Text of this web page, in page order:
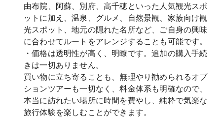
由布院、阿蘇、別府、高千穂といった人気観光スポ
ットに加え、温泉、グルメ、自然景観、家族向け観
光スポット、地元の隠れた名所など、ご自身の興味
に合わせてルートをアレンジすることも可能です。
・価格は透明性が高く、明瞭です。追加の購入手続
きは一切ありません。
買い物に立ち寄ることも、無理やり勧められるオプ
ションツアーも一切なく、料金体系も明確なので、
本当に訪れたい場所に時間を費やし、純粋で気楽な
旅行体験を楽しむことができます。